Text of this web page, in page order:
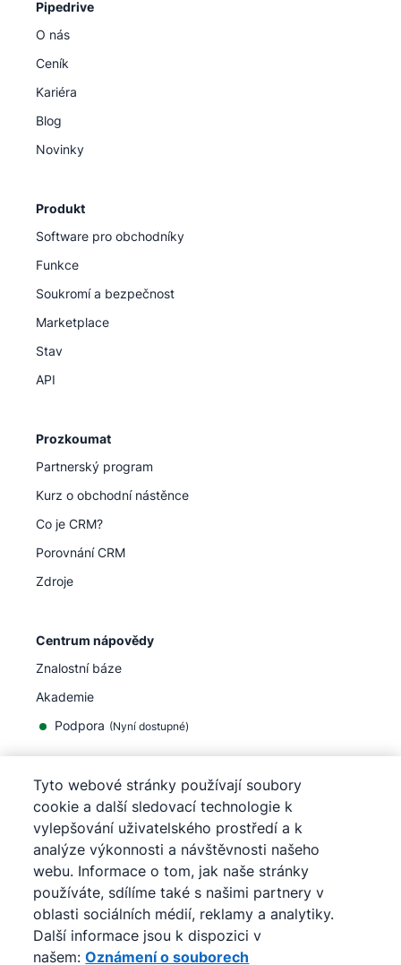
Pipedrive
O nás
Ceník
Kariéra
Blog
Novinky
Produkt
Software pro obchodníky
Funkce
Soukromí a bezpečnost
Marketplace
Stav
API
Prozkoumat
Partnerský program
Kurz o obchodní nástěnce
Co je CRM?
Porovnání CRM
Zdroje
Centrum nápovědy
Znalostní báze
Akademie
Podpora (Nyní dostupné)
©2026Pipedrive
Pipedrive
Podmínky užívání
Pipedrive
Prohlášení o ochraně osobních údajů
Mapa stránek
Oznámení o souborech cookie
Předvolby souborů cookie
Pipedrive je internetový obchodní CRM systém.
Tyto webové stránky používají soubory
cookie a další sledovací technologie k
vylepšování uživatelského prostředí a k
analýze výkonnosti a návštěvnosti našeho
webu. Informace o tom, jak naše stránky
používáte, sdílíme také s našimi partnery v
oblasti sociálních médií, reklamy a analytiky.
Další informace jsou k dispozici v
našem: Oznámení o souborech